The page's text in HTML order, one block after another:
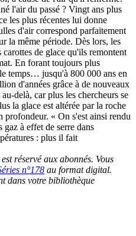
l'air du passé ? Vingt ans plus
les plus récentes lui donne
d'air correspond parfaitement
la même période. Dès lors, les
de glace qu'ils remontent
En forant toujours plus
temps… jusqu'à 800 000 ans en
d'années grâce à de nouveaux
delà, car plus les chercheurs se
la glace est altérée par la roche
profondeur. « On s'est ainsi rendu
gaz à effet de serre dans
: plus il fait
réservé aux abonnés. Vous
n°178 au format digital.
dans votre bibliothèque